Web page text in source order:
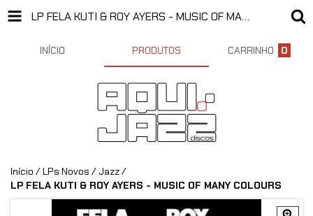
LP FELA KUTI & ROY AYERS - MUSIC OF MANY COLOURS
INÍCIO PRODUTOS CARRINHO 0
Início /LPs Novos /Jazz/
LP FELA KUTI & ROY AYERS - MUSIC OF MANY COLOURS